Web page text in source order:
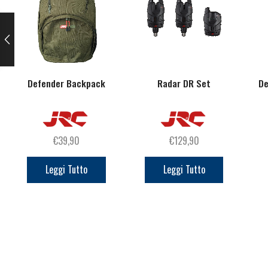
Defender Backpack
€39,90
Leggi Tutto
Radar DR Set
€129,90
Leggi Tutto